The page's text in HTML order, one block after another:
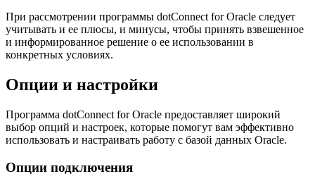
При рассмотрении программы dotConnect for Oracle следует
учитывать и ее плюсы, и минусы, чтобы принять взвешенное
и информированное решение о ее использовании в
конкретных условиях.
Опции и настройки
Программа dotConnect for Oracle предоставляет широкий
выбор опций и настроек, которые помогут вам эффективно
использовать и настраивать работу с базой данных Oracle.
Опции подключения